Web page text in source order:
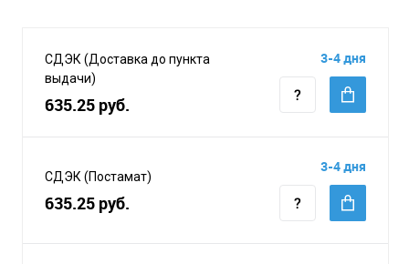
СДЭК (Доставка до пункта
выдачи)
635.25 руб.
3-4 дня
СДЭК (Постамат)
635.25 руб.
3-4 дня